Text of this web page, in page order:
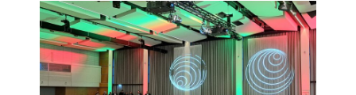
Fachausstellung
Sponsoren
Impressionen 2024